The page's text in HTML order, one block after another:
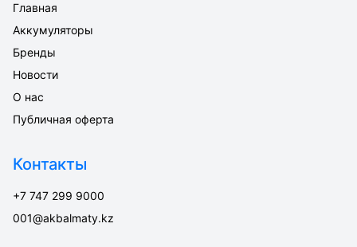
Главная
Аккумуляторы
Бренды
Новости
О нас
Публичная оферта
Контакты
+7 747 299 9000
001@akbalmaty.kz